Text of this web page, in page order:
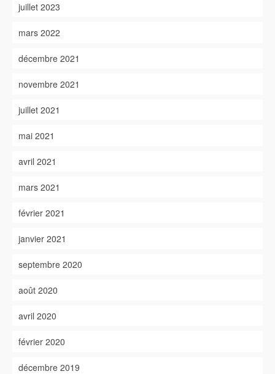
juillet 2023
mars 2022
décembre 2021
novembre 2021
juillet 2021
mai 2021
avril 2021
mars 2021
février 2021
janvier 2021
septembre 2020
août 2020
avril 2020
février 2020
décembre 2019